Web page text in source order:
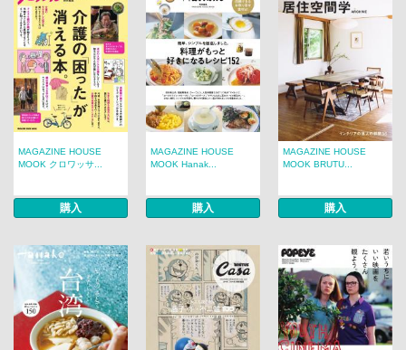
MAGAZINE HOUSE
MOOK クロワッサ...
購入
MAGAZINE HOUSE
MOOK Hanak...
購入
MAGAZINE HOUSE
MOOK BRUTU...
購入